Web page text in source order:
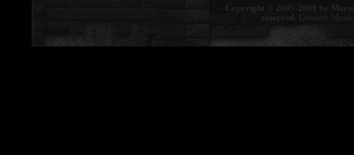
Copyright © 2005-2009 by
reserved. Contact: